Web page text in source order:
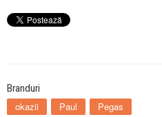
Branduri
okazii Paul Pegas